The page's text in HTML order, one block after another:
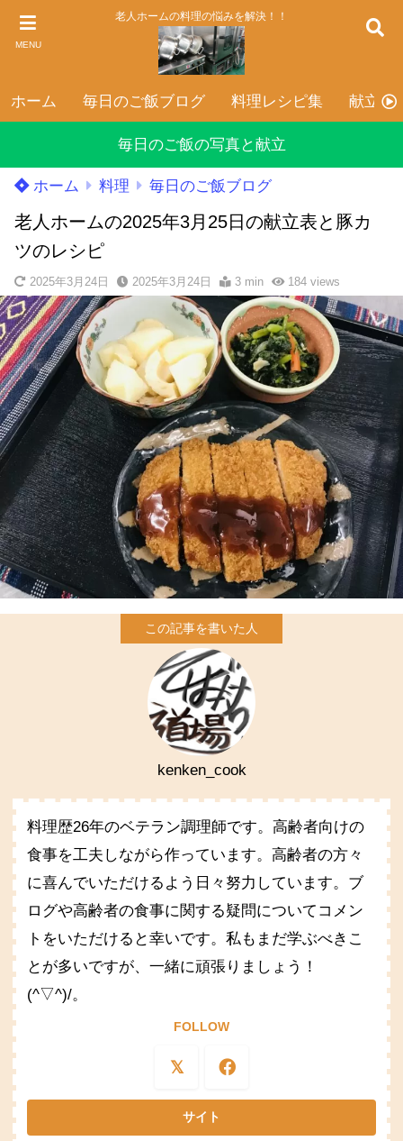
MENU
老人ホームの料理の悩みを解決！！
ホーム 毎日のご飯ブログ 料理レシピ集 献立表
毎日のご飯の写真と献立
ホーム 料理 毎日のご飯ブログ
老人ホームの2025年3月25日の献立表と豚カ
ツのレシピ
2025年3月24日 2025年3月24日 3 min 184views
kenken_cook
料理歴26年のベテラン調理師です。高齢者向けの
食事を工夫しながら作っています。高齢者の方々
に喜んでいただけるよう日々努力しています。ブ
ログや高齢者の食事に関する疑問についてコメン
トをいただけると幸いです。私もまだ学ぶべきこ
とが多いですが、一緒に頑張りましょう！
(^▽^)/。
FOLLOW